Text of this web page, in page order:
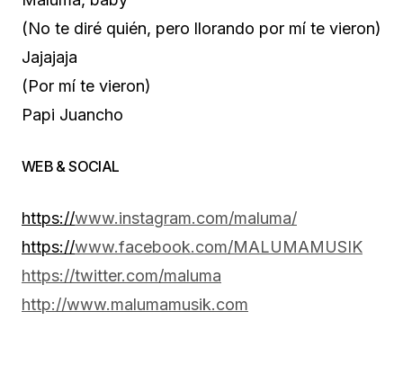
(No te diré quién, pero llorando por mí te vieron)
Jajajaja
(Por mí te vieron)
Papi Juancho
WEB & SOCIAL
https://www.instagram.com/maluma/
https://www.facebook.com/MALUMAMUSIK
https://twitter.com/maluma
http://www.malumamusik.com